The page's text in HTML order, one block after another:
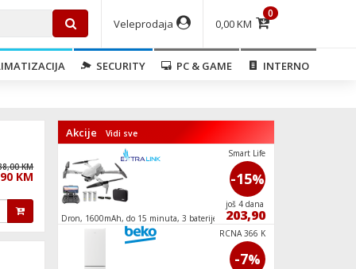
0,00 KM
0
Veleprodaja
SECURITY PC & GAME
INTERNO
KM
KM
Akcije Vidi sve
-4%
još 25 dana
359,90
HTV 8716 X
Dron, 1600mAh, do 15 minuta, 3 baterije
Smart Life
-15%
još 4 dana
203,90
RCNA 366 K
-7%